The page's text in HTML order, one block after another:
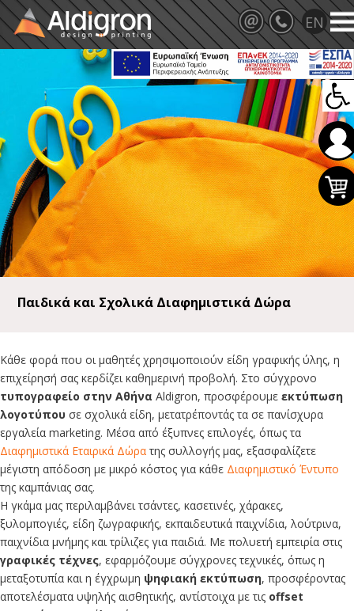
Παιδικά και Σχολικά Διαφημιστικά Δώρα
Κάθε φορά που οι μαθητές χρησιμοποιούν είδη γραφικής ύλης, η
επιχείρησή σας κερδίζει καθημερινή προβολή. Στο σύγχρονο
τυπογραφείο στην Αθήνα Aldigron, προσφέρουμε εκτύπωση
λογοτύπου σε σχολικά είδη, μετατρέποντάς τα σε πανίσχυρα
εργαλεία marketing. Μέσα από έξυπνες επιλογές, όπως τα
Διαφημιστικά Εταιρικά Δώρα της συλλογής μας, εξασφαλίζετε
μέγιστη απόδοση με μικρό κόστος για κάθε Διαφημιστικό Έντυπο
της καμπάνιας σας.
Η γκάμα μας περιλαμβάνει τσάντες, κασετινές, χάρακες,
ξυλομπογιές, είδη ζωγραφικής, εκπαιδευτικά παιχνίδια, λούτρινα,
παιχνίδια μνήμης και τρίλιζες για παιδιά. Με πολυετή εμπειρία στις
γραφικές τέχνες, εφαρμόζουμε σύγχρονες τεχνικές, όπως η
μεταξοτυπία και η έγχρωμη ψηφιακή εκτύπωση, προσφέροντας
αποτελέσματα υψηλής αισθητικής, αντίστοιχα με τις offset